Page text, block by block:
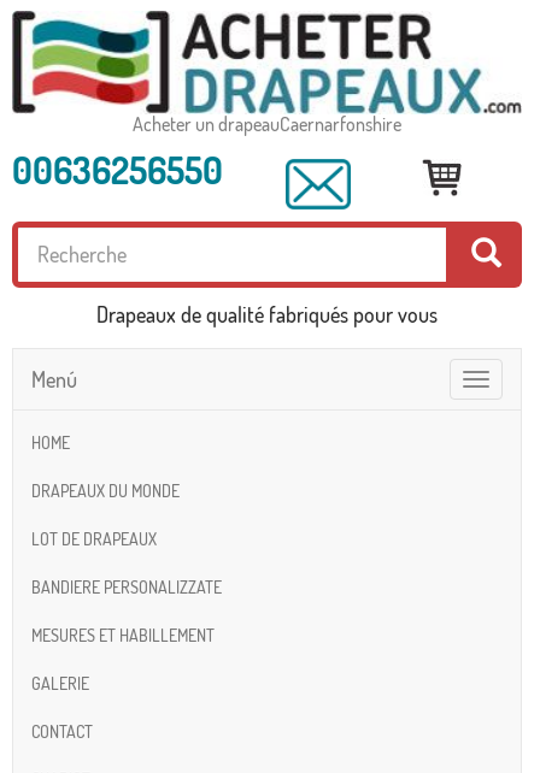
Acheter un drapeauCaernarfonshire
00636256550
Drapeaux de qualité fabriqués pour vous
Toggle
navigation
Menú
HOME
DRAPEAUX DU MONDE
LOT DE DRAPEAUX
BANDIERE PERSONALIZZATE
MESURES ET HABILLEMENT
GALERIE
CONTACT